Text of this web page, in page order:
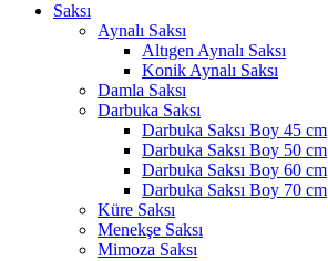
Saksı
Aynalı Saksı
Altıgen Aynalı Saksı
Konik Aynalı Saksı
Damla Saksı
Darbuka Saksı
Darbuka Saksı Boy 45 cm
Darbuka Saksı Boy 50 cm
Darbuka Saksı Boy 60 cm
Darbuka Saksı Boy 70 cm
Küre Saksı
Menekşe Saksı
Mimoza Saksı